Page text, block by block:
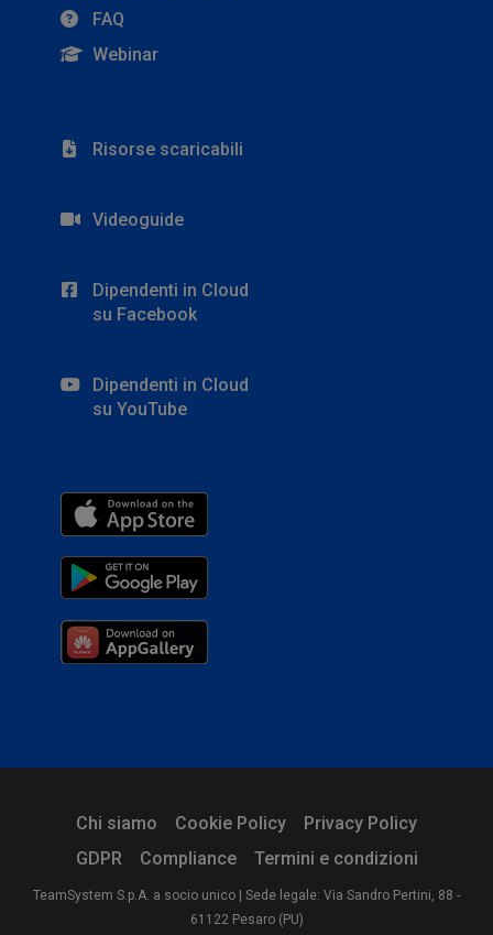
FAQ
Webinar
Risorse scaricabili
Videoguide
Dipendenti in Cloud
su Facebook
Dipendenti in Cloud
su YouTube
Chi siamo Cookie Policy
Privacy Policy
GDPR
Compliance Termini e condizioni
TeamSystem S.p.A. a socio unico | Sede legale: Via Sandro Pertini, 88 -
61122 Pesaro (PU)